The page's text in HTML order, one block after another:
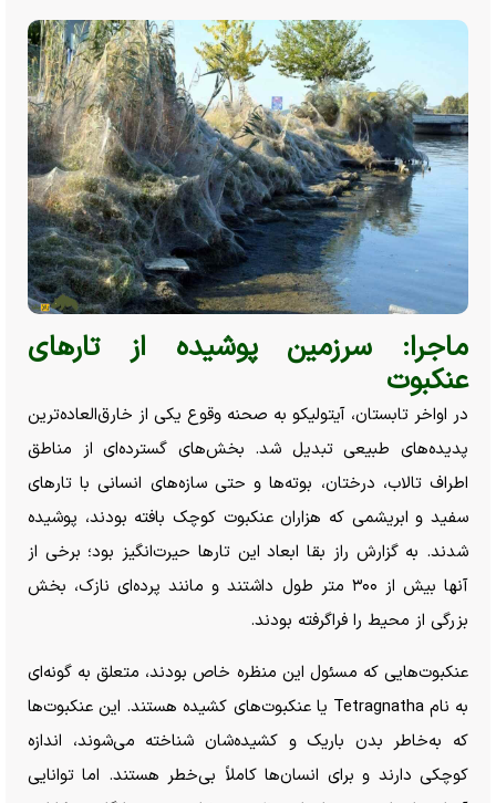
ماجرا: سرزمین پوشیده از تار‌های
عنکبوت
در اواخر تابستان، آیتولیکو به صحنه وقوع یکی از خارق‌العاده‌ترین
پدیده‌های طبیعی تبدیل شد. بخش‌های گسترده‌ای از مناطق
اطراف تالاب، درختان، بوته‌ها و حتی سازه‌های انسانی با تار‌های
سفید و ابریشمی که هزاران عنکبوت کوچک بافته بودند، پوشیده
شدند. به گزارش راز بقا ابعاد این تار‌ها حیرت‌انگیز بود؛ برخی از
آنها بیش از ۳۰۰ متر طول داشتند و مانند پرده‌ای نازک، بخش
بزرگی از محیط را فراگرفته بودند.
عنکبوت‌هایی که مسئول این منظره خاص بودند، متعلق به گونه‌ای
به نام Tetragnatha یا عنکبوت‌های کشیده هستند. این عنکبوت‌ها
که به‌خاطر بدن باریک و کشیده‌شان شناخته می‌شوند، اندازه
کوچکی دارند و برای انسان‌ها کاملاً بی‌خطر هستند. اما توانایی